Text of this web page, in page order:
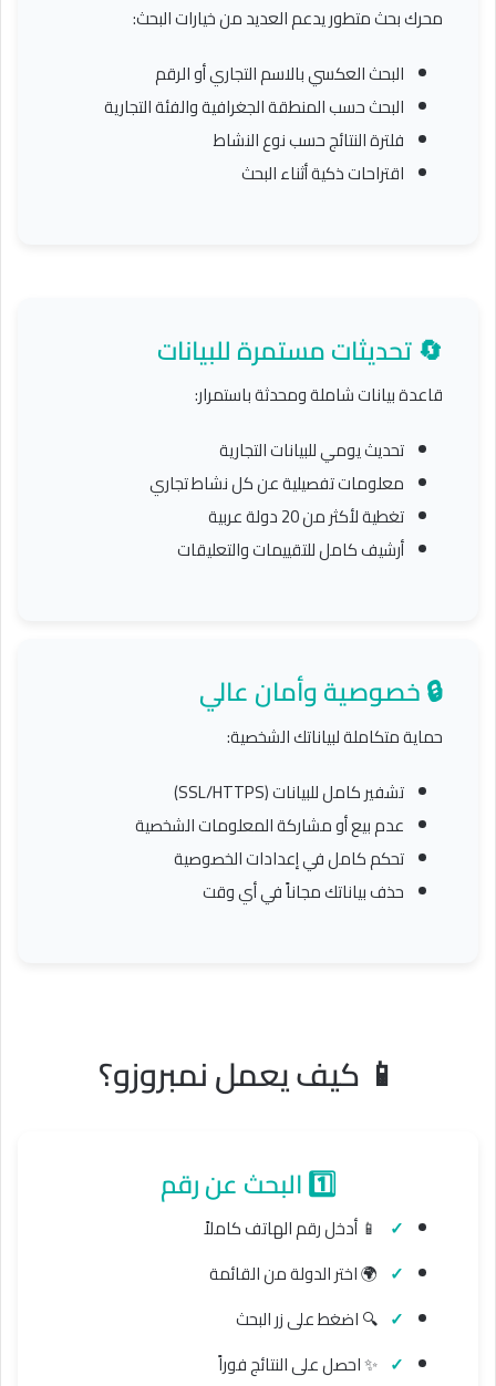
محرك بحث متطور يدعم العديد من خيارات البحث:
البحث العكسي بالاسم التجاري أو الرقم
البحث حسب المنطقة الجغرافية والفئة التجارية
فلترة النتائج حسب نوع النشاط
اقتراحات ذكية أثناء البحث
🔄 تحديثات مستمرة للبيانات
قاعدة بيانات شاملة ومحدثة باستمرار:
تحديث يومي للبيانات التجارية
معلومات تفصيلية عن كل نشاط تجاري
تغطية لأكثر من 20 دولة عربية
أرشيف كامل للتقييمات والتعليقات
🔒 خصوصية وأمان عالي
حماية متكاملة لبياناتك الشخصية:
تشفير كامل للبيانات (SSL/HTTPS)
عدم بيع أو مشاركة المعلومات الشخصية
تحكم كامل في إعدادات الخصوصية
حذف بياناتك مجاناً في أي وقت
📱 كيف يعمل نمبروزو؟
1️⃣ البحث عن رقم
📱 أدخل رقم الهاتف كاملاً
🌍 اختر الدولة من القائمة
🔍 اضغط على زر البحث
✨ احصل على النتائج فوراً